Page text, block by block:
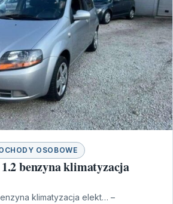
OSOBOWE
benzyna klimatyzacja
klimatyzacja elekt… –